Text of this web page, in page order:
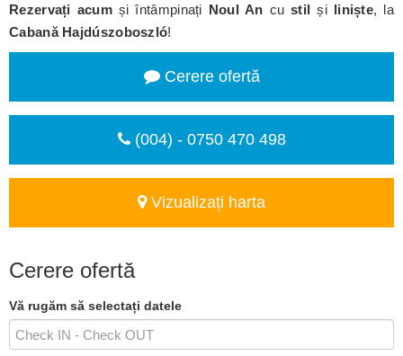
Rezervați acumși întâmpinați Noul An custil și liniște, la
Cabană Hajdúszoboszló!
Cerere ofertă
(004) - 0750 470 498
Vizualizați harta
Cerere ofertă
Vă rugăm să selectați datele